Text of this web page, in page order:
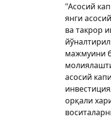
"Асосий
янги
ва такрор
мажмуини
асосий
орқали